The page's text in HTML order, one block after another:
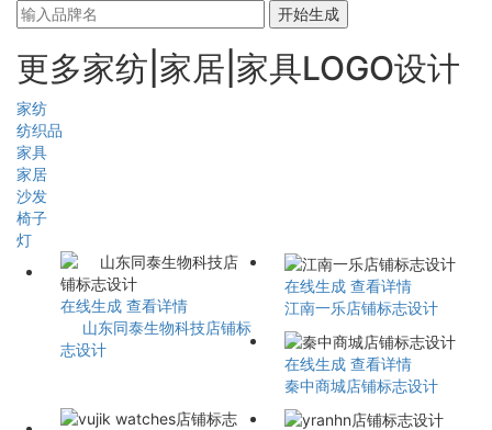
开始生成
更多家纺|家居|家具LOGO设计
家纺
纺织品
家具
家居
沙发
椅子
灯
在线生成 查看详情
山东同泰生物科技店铺标
志设计
在线生成 查看详情
江南一乐店铺标志设计
在线生成 查看详情
秦中商城店铺标志设计